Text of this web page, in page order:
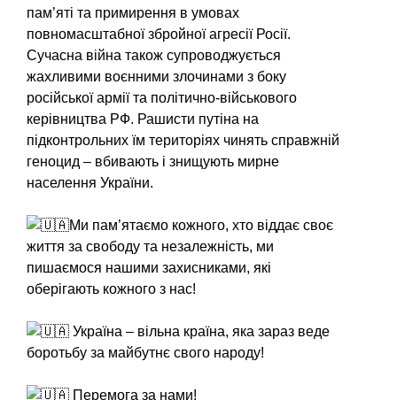
пам’яті та примирення в умовах
повномасштабної збройної агресії Росії.
Сучасна війна також супроводжується
жахливими воєнними злочинами з боку
російської армії та політично-військового
керівництва РФ. Рашисти путіна на
підконтрольних їм територіях чинять справжній
геноцид – вбивають і знищують мирне
населення України.
Ми пам’ятаємо кожного, хто віддає своє
життя за свободу та незалежність, ми
пишаємося нашими захисниками, які
оберігають кожного з нас!
Україна – вільна країна, яка зараз веде
боротьбу за майбутнє свого народу!
Перемога за нами!